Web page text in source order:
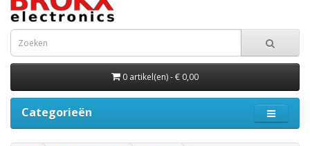
0 artikel(en) - € 0,00
Categorieën